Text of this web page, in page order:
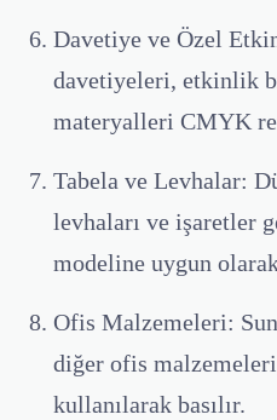
Davetiye ve Özel
davetiyeleri, etkinlik
materyalleri CMYK
Tabela ve Levhalar:
levhaları ve işaretler
modeline uygun olarak
Ofis Malzemeleri:
diğer ofis
kullanılarak basılır.